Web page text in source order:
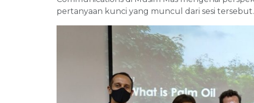
pertanyaan kunci yang muncul dari sesi tersebut.